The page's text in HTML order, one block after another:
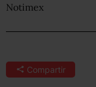
Notimex
Compartir